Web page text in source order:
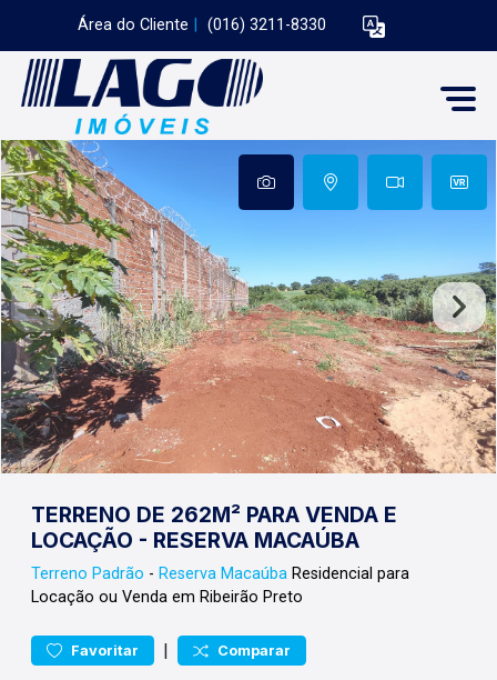
Área do Cliente (016) 3211-8330
TERRENO DE 262M² PARA VENDA E
LOCAÇÃO - RESERVA MACAÚBA
Terreno Padrão - Reserva Macaúba Residencial para
Locação ou Venda em Ribeirão Preto
Favoritar | Comparar